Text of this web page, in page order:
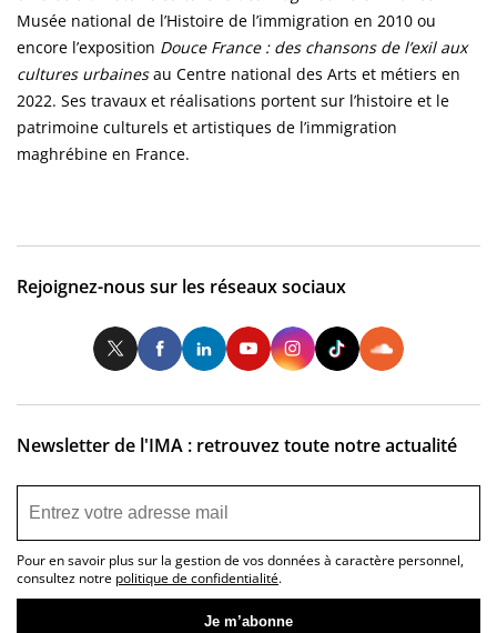
Musée national de l’Histoire de l’immigration en 2010 ou
encore l’exposition Douce France : des chansons de l’exil aux
cultures urbainesau Centre national des Arts et métiers en
2022. Ses travaux et réalisations portent sur l’histoire et le
patrimoine culturels et artistiques de l’immigration
maghrébine en France.
Rejoignez-nous sur les réseaux sociaux
TwitterFacebookLinkedInYoutubeInstagram
Newsletter de l'IMA : retrouvez toute notre actualité
Pour en savoir plus sur la gestion de vos données à caractère personnel,
consultez notre politique de confidentialité.